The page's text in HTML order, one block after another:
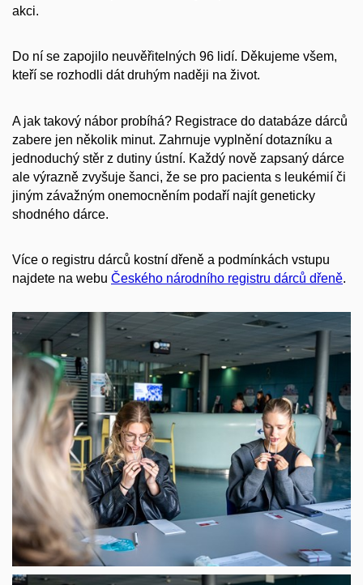
akci.
Do ní se zapojilo neuvěřitelných 96 lidí. Děkujeme všem,
kteří se rozhodli dát druhým naději na život.
A jak takový nábor probíhá? Registrace do databáze dárců
zabere jen několik minut. Zahrnuje vyplnění dotazníku a
jednoduchý stěr z dutiny ústní. Každý nově zapsaný dárce
ale výrazně zvyšuje šanci, že se pro pacienta s leukémií či
jiným závažným onemocněním podaří najít geneticky
shodného dárce.
Více o registru dárců kostní dřeně a podmínkách vstupu
najdete na webu Českého národního registru dárců dřeně.